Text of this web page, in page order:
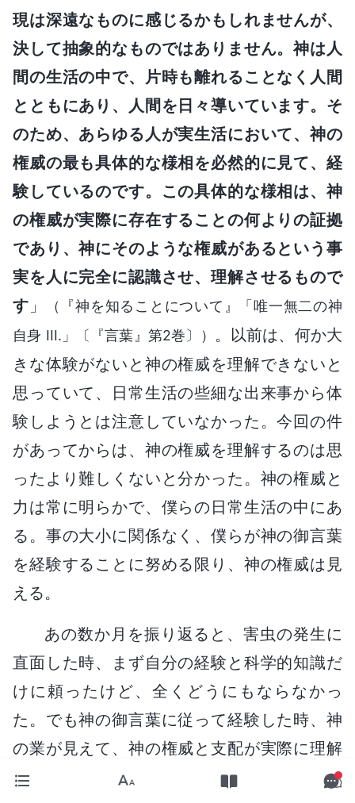
現は深遠なものに感じるかもしれませんが、
決して抽象的なものではありません。神は人
間の生活の中で、片時も離れることなく人間
とともにあり、人間を日々導いています。そ
のため、あらゆる人が実生活において、神の
権威の最も具体的な様相を必然的に見て、経
験しているのです。この具体的な様相は、神
の権威が実際に存在することの何よりの証拠
であり、神にそのような権威があるという事
実を人に完全に認識させ、理解させるもので
す 」
（『神を知ることについて』「唯一無二の神
自身 III.」〔『言葉』第2巻〕）
。以前は、何か大
きな体験がないと神の権威を理解できないと
思っていて、日常生活の些細な出来事から体
験しようとは注意していなかった。今回の件
があってからは、神の権威を理解するのは思
ったより難しくないと分かった。神の権威と
力は常に明らかで、僕らの日常生活の中にあ
る。事の大小に関係なく、僕らが神の御言葉
を経験することに努める限り、神の権威は見
える。
あの数か月を振り返ると、害虫の発生に
直面した時、まず自分の経験と科学的知識だ
けに頼ったけど、全くどうにもならなかっ
た。でも神の御言葉に従って経験した時、神
の業が見えて、神の権威と支配が実際に理解
できたんだ。神への信仰も増したよ。神に感